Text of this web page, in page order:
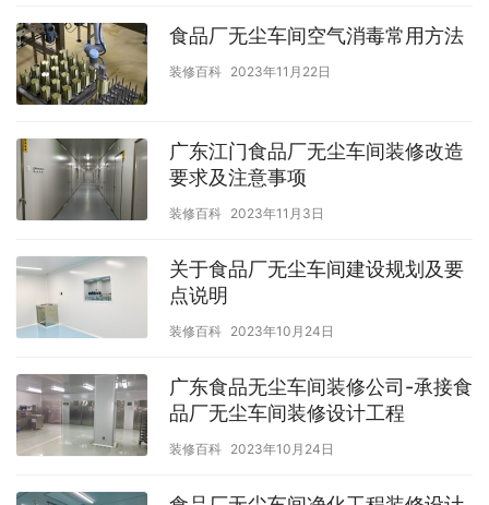
食品厂无尘车间空气消毒常用方法
装修百科 2023年11月22日
广东江门食品厂无尘车间装修改造
要求及注意事项
装修百科 2023年11月3日
关于食品厂无尘车间建设规划及要
点说明
装修百科 2023年10月24日
广东食品无尘车间装修公司-承接食
品厂无尘车间装修设计工程
装修百科 2023年10月24日